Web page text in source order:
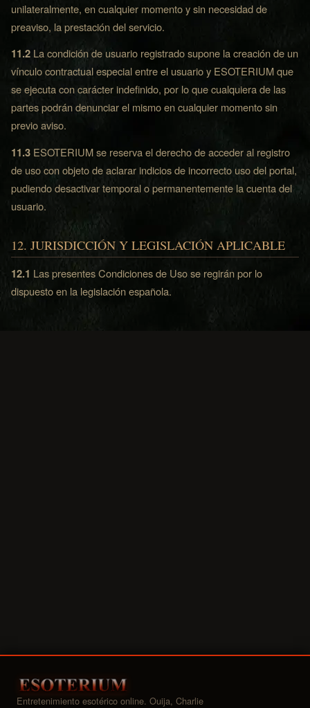
unilateralmente, en cualquier momento y sin necesidad de
preaviso, la prestación del servicio.
11.2 La condición de usuario registrado supone la creación de un
vínculo contractual especial entre el usuario y ESOTERIUM que
se ejecuta con carácter indefinido, por lo que cualquiera de las
partes podrán denunciar el mismo en cualquier momento sin
previo aviso.
11.3 ESOTERIUM se reserva el derecho de acceder al registro
de uso con objeto de aclarar indicios de incorrecto uso del portal,
pudiendo desactivar temporal o permanentemente la cuenta del
usuario.
12. JURISDICCIÓN Y LEGISLACIÓN APLICABLE
12.1 Las presentes Condiciones de Uso se regirán por lo
dispuesto en la legislación española.
Entretenimiento esotérico online. Ouija, Charlie